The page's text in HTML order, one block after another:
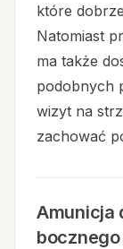
które
Natomiast
ma także
podobnych
wizyt na
zachować
Amunicja
bocznego